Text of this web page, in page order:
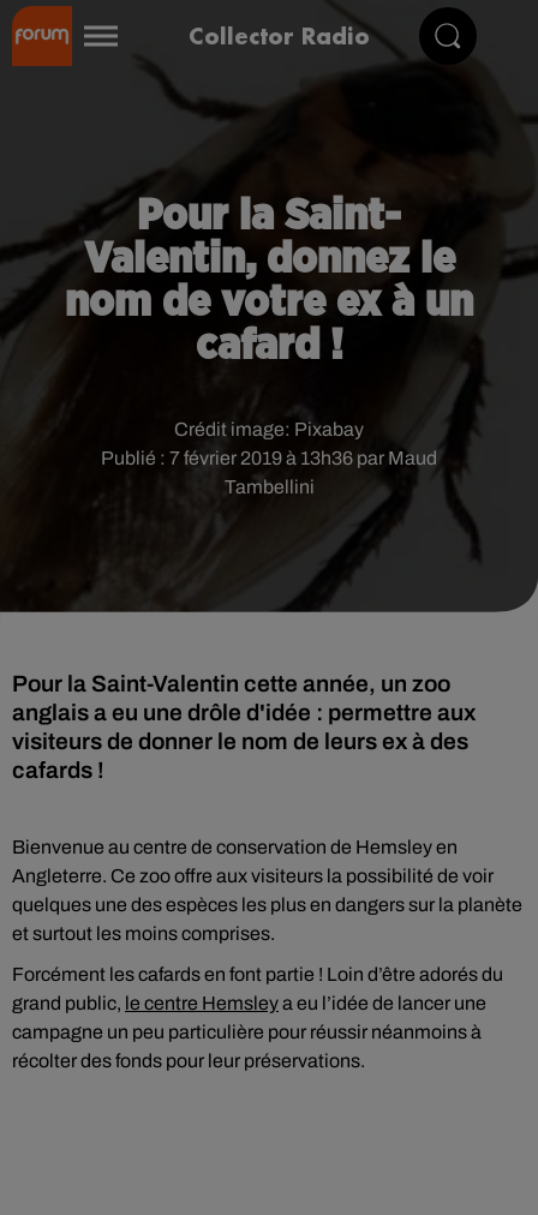
Collector Radio
Pour la Saint-
Valentin, donnez le
nom de votre ex à un
cafard !
Publié : 7 février 2019 à 13h36 par Maud
Tambellini
Crédit image: Pixabay
Pour la Saint-Valentin cette année, un zoo
anglais a eu une drôle d'idée : permettre aux
visiteurs de donner le nom de leurs ex à des
cafards !
Bienvenue au centre de conservation de Hemsley en
Angleterre. Ce zoo offre aux visiteurs la possibilité de voir
quelques une des espèces les plus en dangers sur la planète
et surtout les moins comprises.
Forcément les cafards en font partie ! Loin d’être adorés du
grand public, le centre Hemsleya eu l’idée de lancer une
campagne un peu particulière pour réussir néanmoins à
récolter des fonds pour leur préservations.